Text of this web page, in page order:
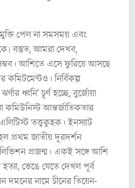
পেল না সমসময় এবং
বস্তুত, আমরা দেখব,
আশিতে এসে ফুরিয়ে আসছে
নির্বিকল্প
ধ্বনি’ চূর্ণ হচ্ছে, বুর্জোয়া
কমিউনিস্ট আন্তর্জাতিকতার
তত্ত্বকুহক। ইনস্যাট
প্রথম জাতীয় দূরদর্শন
প্রজন্ম। একই সঙ্গে আশি
হত্যা, ভেঙে যেতে দেখল পূর্ব
দমনের নামে চীনের তিয়েন-